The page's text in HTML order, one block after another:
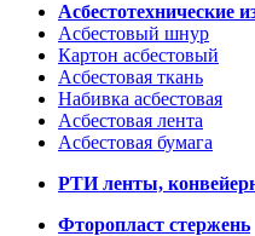
Асбестотехнические
Асбестовый шнур
Картон асбестовый
Асбестовая ткань
Набивка асбестовая
Асбестовая лента
Асбестовая бумага
РТИ ленты,
Фторопласт стержень